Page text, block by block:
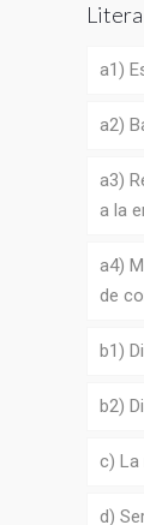
a1)
a2)
a3)
a la
a4)
de
b1)
b2)
c) La
d)